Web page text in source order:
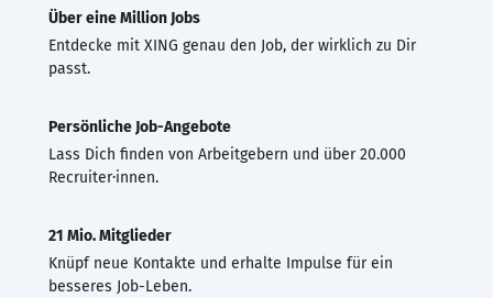
Über eine Million Jobs
Entdecke mit XING genau den Job, der wirklich zu Dir
passt.
Persönliche Job-Angebote
Lass Dich finden von Arbeitgebern und über 20.000
Recruiter·innen.
21 Mio. Mitglieder
Knüpf neue Kontakte und erhalte Impulse für ein
besseres Job-Leben.